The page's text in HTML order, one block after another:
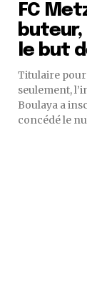
FC
buteur,
le but
Titulaire pour
seulement,
Boulaya a
concédé le